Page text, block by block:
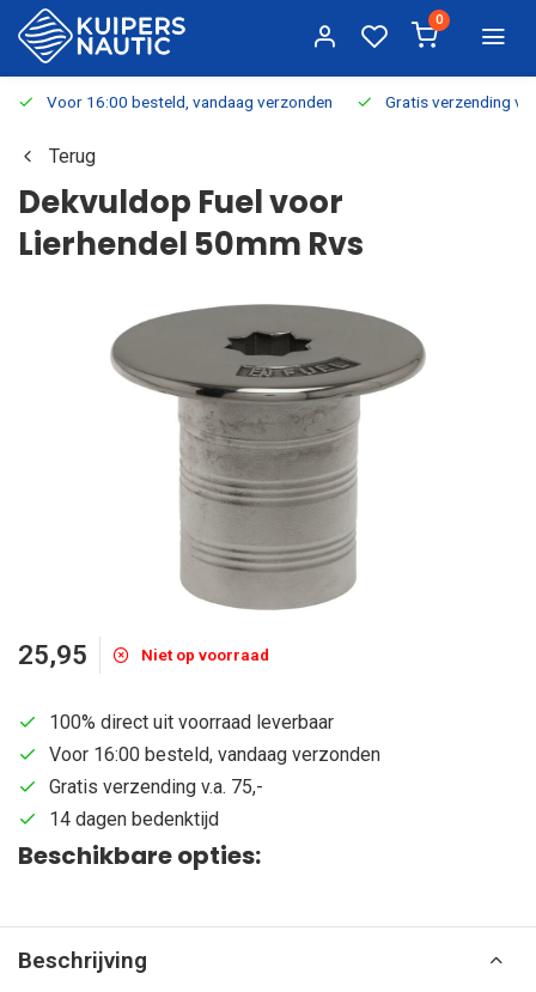
0
Voor 16:00 besteld, vandaag verzonden Gratis verzending
Terug
Dekvuldop Fuel voor
Lierhendel 50mm Rvs
25,95 Niet op voorraad
100% direct uit voorraad leverbaar
Voor 16:00 besteld, vandaag verzonden
Gratis verzending v.a. 75,-
14 dagen bedenktijd
Beschikbare opties:
Beschrijving